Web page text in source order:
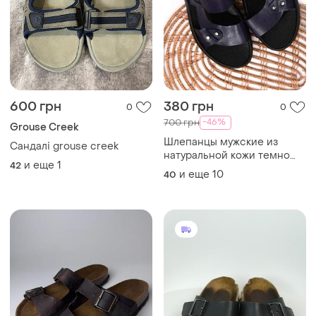
600 грн 0
Grouse Creek
Сандалі grouse creek
42 и еще 1
380 грн 0
700 грн -46%
Шлепанцы мужские из
натуральной кожи темно
синие р. 40-45
40 и еще 10